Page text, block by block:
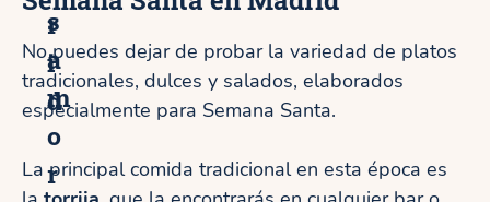
r
i
d
s
a
m
o
r
No puedes dejar de probar la variedad de platos
tradicionales, dulces y salados, elaborados
especialmente para Semana Santa.
La principal comida tradicional en esta época es